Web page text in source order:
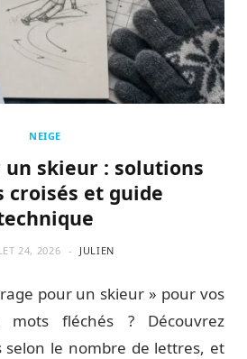
NEIGE
un skieur : solutions
croisés et guide
24, 2026 JULIEN
pour un skieur » pour vos
fléchés ? Découvrez
selon le nombre de lettres, et